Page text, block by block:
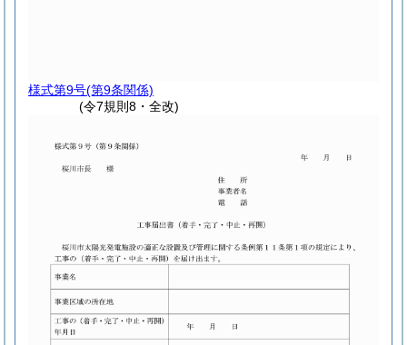
様式第9号(第9条関係)
(令7規則8・全改)